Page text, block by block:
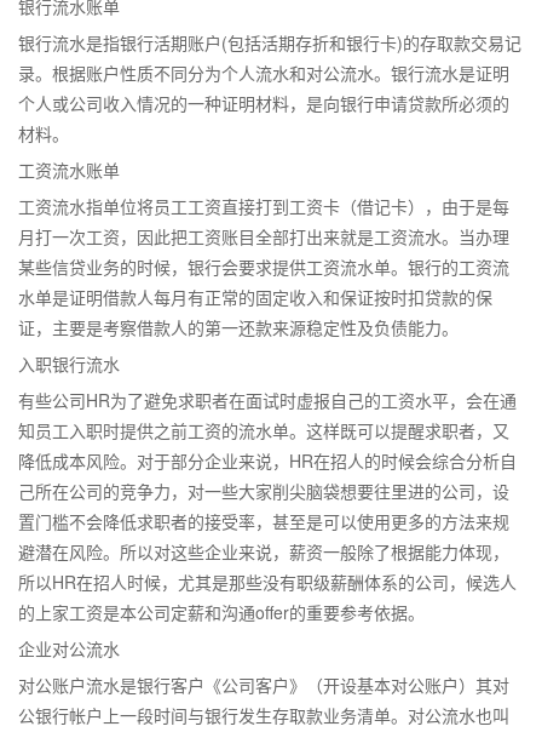
银行流水账单
银行流水是指银行活期账户(包括活期存折和银行卡)的存取款交易记
录。根据账户性质不同分为个人流水和对公流水。银行流水是证明
个人或公司收入情况的一种证明材料，是向银行申请贷款所必须的
材料。
工资流水账单
工资流水指单位将员工工资直接打到工资卡（借记卡），由于是每
月打一次工资，因此把工资账目全部打出来就是工资流水。当办理
某些信贷业务的时候，银行会要求提供工资流水单。银行的工资流
水单是证明借款人每月有正常的固定收入和保证按时扣贷款的保
证，主要是考察借款人的第一还款来源稳定性及负债能力。
入职银行流水
有些公司HR为了避免求职者在面试时虚报自己的工资水平，会在通
知员工入职时提供之前工资的流水单。这样既可以提醒求职者，又
降低成本风险。对于部分企业来说，HR在招人的时候会综合分析自
己所在公司的竞争力，对一些大家削尖脑袋想要往里进的公司，设
置门槛不会降低求职者的接受率，甚至是可以使用更多的方法来规
避潜在风险。所以对这些企业来说，薪资一般除了根据能力体现，
所以HR在招人时候，尤其是那些没有职级薪酬体系的公司，候选人
的上家工资是本公司定薪和沟通offer的重要参考依据。
企业对公流水
对公账户流水是银行客户《公司客户》（开设基本对公账户）其对
公银行帐户上一段时间与银行发生存取款业务清单。对公流水也叫